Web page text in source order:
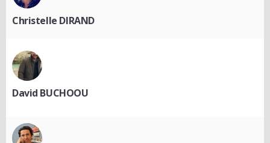
Christelle DIRAND
David BUCHOOU